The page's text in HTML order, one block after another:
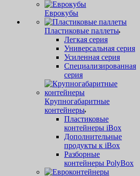
Еврокубы
Пластиковые паллеты
Легкая серия
Универсальная серия
Усиленная серия
Специализированная
серия
Крупногабаритные
контейнеры
Пластиковые
контейнеры iBox
Дополнительные
продукты к iBox
Разборные
контейнеры PolyBox